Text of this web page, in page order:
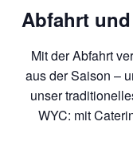
Abfahrt
Mit der Abfahrt
aus der Saison –
unser
WYC: mit